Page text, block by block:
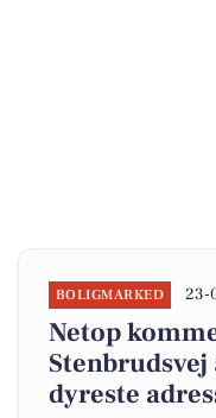
BOLIGMARKED 23-
Netop
Stenbrudsvej
dyreste